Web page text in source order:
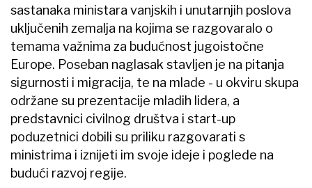
sastanaka ministara vanjskih i unutarnjih poslova
uključenih zemalja na kojima se razgovaralo o
temama važnima za budućnost jugoistočne
Europe. Poseban naglasak stavljen je na pitanja
sigurnosti i migracija, te na mlade - u okviru skupa
održane su prezentacije mladih lidera, a
predstavnici civilnog društva i start-up
poduzetnici dobili su priliku razgovarati s
ministrima i iznijeti im svoje ideje i poglede na
budući razvoj regije.